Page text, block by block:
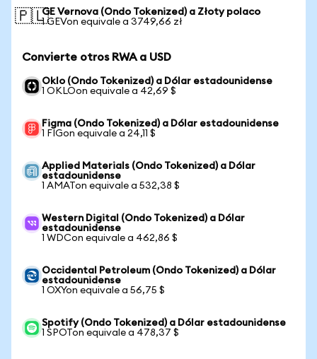
🇵🇱GE Vernova (Ondo Tokenized) a Złoty polaco
1 GEVon equivale a 3749,66 zł
Convierte otros RWA a USD
Oklo (Ondo Tokenized) a Dólar estadounidense
1 OKLOon equivale a 42,69 $
Figma (Ondo Tokenized) a Dólar estadounidense
1 FIGon equivale a 24,11 $
Applied Materials (Ondo Tokenized) a Dólar
estadounidense
1 AMATon equivale a 532,38 $
Western Digital (Ondo Tokenized) a Dólar
estadounidense
1 WDCon equivale a 462,86 $
Occidental Petroleum (Ondo Tokenized) a Dólar
estadounidense
1 OXYon equivale a 56,75 $
Spotify (Ondo Tokenized) a Dólar estadounidense
1 SPOTon equivale a 478,37 $